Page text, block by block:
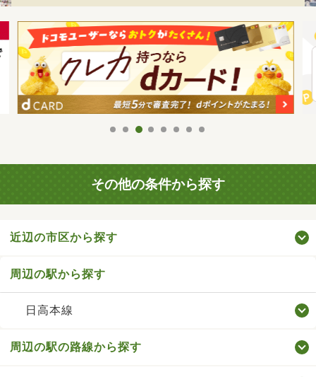
その他の条件から探す
近辺の市区から探す
周辺の駅から探す
日高本線
周辺の駅の路線から探す